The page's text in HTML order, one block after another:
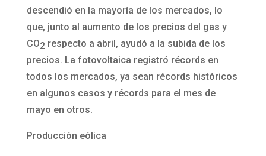
descendió en la mayoría de los mercados, lo
que, junto al aumento de los precios del gas y
CO2 respecto a abril, ayudó a la subida de los
precios. La fotovoltaica registró récords en
todos los mercados, ya sean récords históricos
en algunos casos y récords para el mes de
mayo en otros.
Producción eólica